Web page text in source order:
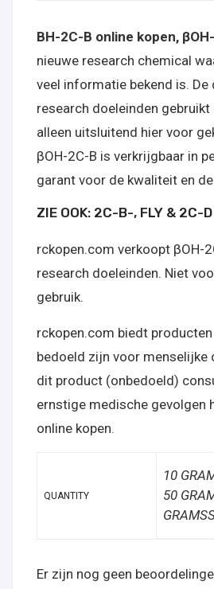
BH-2C-B online kopen,
nieuwe research chemical
veel informatie bekend is.
research doeleinden gebruikt
alleen uitsluitend hier voor
βOH-2C-B is verkrijgbaar in
garant voor de kwaliteit en
ZIE OOK: 2C-B-, FLY & 2C-D
rckopen.com verkoopt βOH-
research doeleinden. Niet
gebruik.
rckopen.com biedt
bedoeld zijn voor menselijke
dit product (onbedoeld)
ernstige medische gevolgen
online kopen.
QUANTITY
10
50
Er zijn nog geen